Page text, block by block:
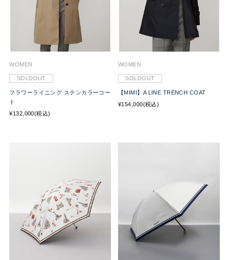
WOMEN
SOLDOUT
フラワーライニング ステンカラーコー
ト
¥132,000(税込)
WOMEN
SOLDOUT
【MIMI】A LINE TRENCH COAT
¥154,000(税込)